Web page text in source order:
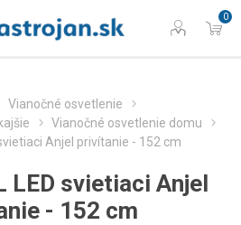
0
Vianočné osvetlenie
Vianočné osvetlenie domu
Anjel privítanie - 152 cm
LED svietiaci Anjel
- 152 cm